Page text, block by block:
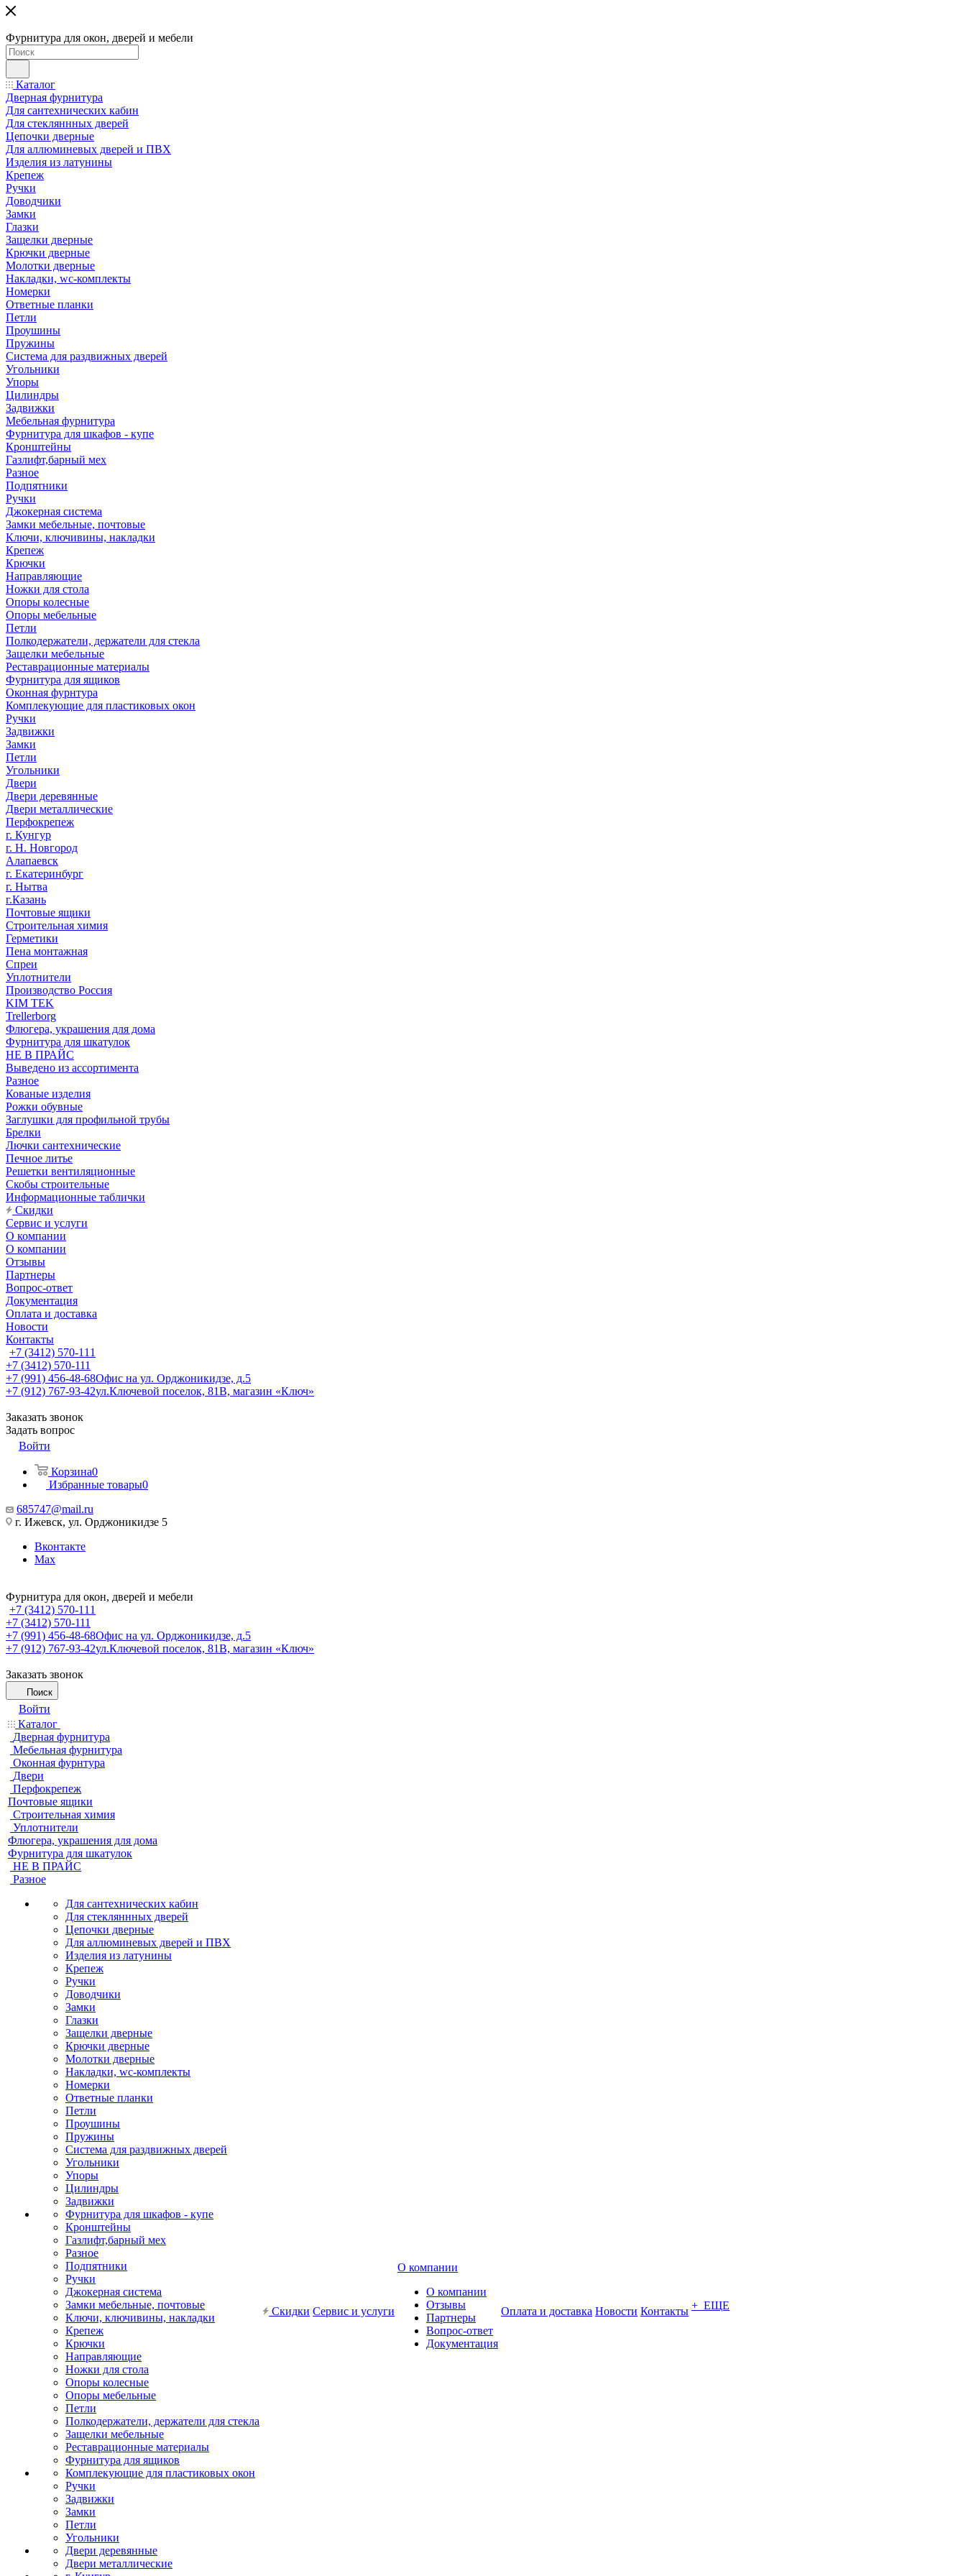
Фурнитура для окон, дверей и мебели
Каталог
Дверная фурнитура
Для сантехнических кабин
Для стекляннных дверей
Цепочки дверные
Для аллюминевых дверей и ПВХ
Изделия из латунины
Крепеж
Ручки
Доводчики
Замки
Глазки
Защелки дверные
Крючки дверные
Молотки дверные
Накладки, wc-комплекты
Номерки
Ответные планки
Петли
Проушины
Пружины
Система для раздвижных дверей
Угольники
Упоры
Цилиндры
Задвижки
Мебельная фурнитура
Фурнитура для шкафов - купе
Кронштейны
Газлифт,барный мех
Разное
Подпятники
Ручки
Джокерная система
Замки мебельные, почтовые
Ключи, ключивины, накладки
Крепеж
Крючки
Направляющие
Ножки для стола
Опоры колесные
Опоры мебельные
Петли
Полкодержатели, держатели для стекла
Защелки мебельные
Реставрационные материалы
Фурнитура для ящиков
Оконная фурнтура
Комплекующие для пластиковых окон
Ручки
Задвижки
Замки
Петли
Угольники
Двери
Двери деревянные
Двери металлические
Перфокрепеж
г. Кунгур
г. Н. Новгород
Алапаевск
г. Екатеринбург
г. Нытва
г.Казань
Почтовые ящики
Строительная химия
Герметики
Пена монтажная
Спреи
Уплотнители
Производство Россия
KIM TEK
Trellerborg
Флюгера, украшения для дома
Фурнитура для шкатулок
НЕ В ПРАЙС
Выведено из ассортимента
Разное
Кованые изделия
Рожки обувные
Заглушки для профильной трубы
Брелки
Лючки сантехнические
Печное литье
Решетки вентиляционные
Скобы строительные
Информационные таблички
Скидки
Сервис и услуги
О компании
О компании
Отзывы
Партнеры
Вопрос-ответ
Документация
Оплата и доставка
Новости
Контакты
+7 (3412) 570-111
+7 (3412) 570-111
+7 (991) 456-48-68Офис на ул. Орджоникидзе, д.5
+7 (912) 767-93-42ул.Ключевой поселок, 81В, магазин «Ключ»
Заказать звонок
Задать вопрос
Войти
Корзина0
Избранные товары0
685747@mail.ru
г. Ижевск, ул. Орджоникидзе 5
Вконтакте
Max
Фурнитура для окон, дверей и мебели
+7 (3412) 570-111
+7 (3412) 570-111
+7 (991) 456-48-68Офис на ул. Орджоникидзе, д.5
+7 (912) 767-93-42ул.Ключевой поселок, 81В, магазин «Ключ»
Заказать звонок
Поиск
Войти
Каталог
Дверная фурнитура
Мебельная фурнитура
Оконная фурнтура
Двери
Перфокрепеж
Почтовые ящики
Строительная химия
Уплотнители
Флюгера, украшения для дома
Фурнитура для шкатулок
НЕ В ПРАЙС
Разное
Для сантехнических кабин
Для стекляннных дверей
Цепочки дверные
Для аллюминевых дверей и ПВХ
Изделия из латунины
Крепеж
Ручки
Доводчики
Замки
Глазки
Защелки дверные
Крючки дверные
Молотки дверные
Накладки, wc-комплекты
Номерки
Ответные планки
Петли
Проушины
Пружины
Система для раздвижных дверей
Угольники
Упоры
Цилиндры
Задвижки
Фурнитура для шкафов - купе
Кронштейны
Газлифт,барный мех
Разное
Подпятники
Ручки
Джокерная система
Замки мебельные, почтовые
Ключи, ключивины, накладки
Крепеж
Крючки
Направляющие
Ножки для стола
Опоры колесные
Опоры мебельные
Петли
Полкодержатели, держатели для стекла
Защелки мебельные
Реставрационные материалы
Фурнитура для ящиков
Комплекующие для пластиковых окон
Ручки
Задвижки
Замки
Петли
Угольники
Двери деревянные
Двери металлические
Скидки Сервис и услуги
О компании
О компании
Отзывы
Партнеры
Вопрос-ответ
Документация
Оплата и доставка Новости Контакты + ЕЩЕ